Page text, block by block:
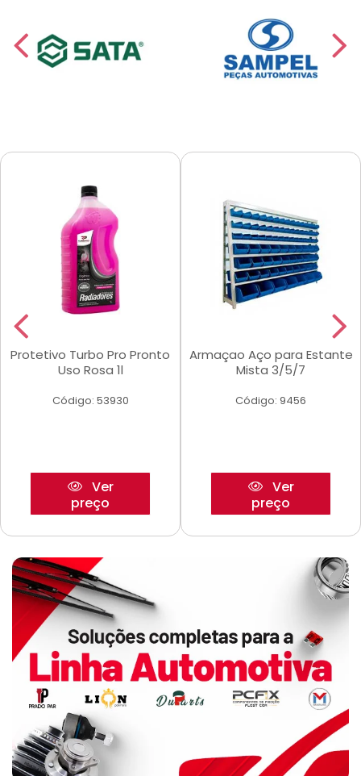
Protetivo Turbo Pro Pronto
Uso Rosa 1l
Código: 53930
Ver
preço
Armaçao Aço para Estante
Mista 3/5/7
Código: 9456
Ver
preço